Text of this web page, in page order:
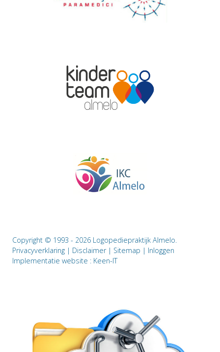
Copyright © 1993 - 2026 Logopediepraktijk Almelo.
Privacyverklaring | Disclaimer| Sitemap | Inloggen
Implementatie website : Keen-IT